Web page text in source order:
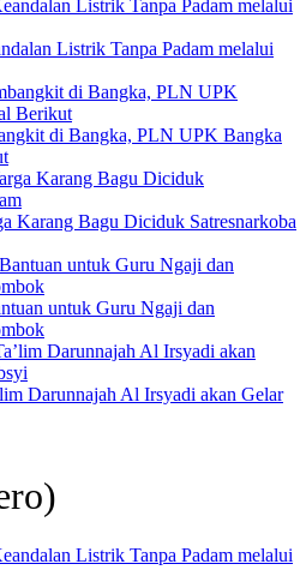
Listrik Tanpa Padam melalui
di Bangka, PLN UPK Bangka
Karang Bagu Diciduk Satresnarkoba
untuk Guru Ngaji dan
Darunnajah Al Irsyadi akan Gelar